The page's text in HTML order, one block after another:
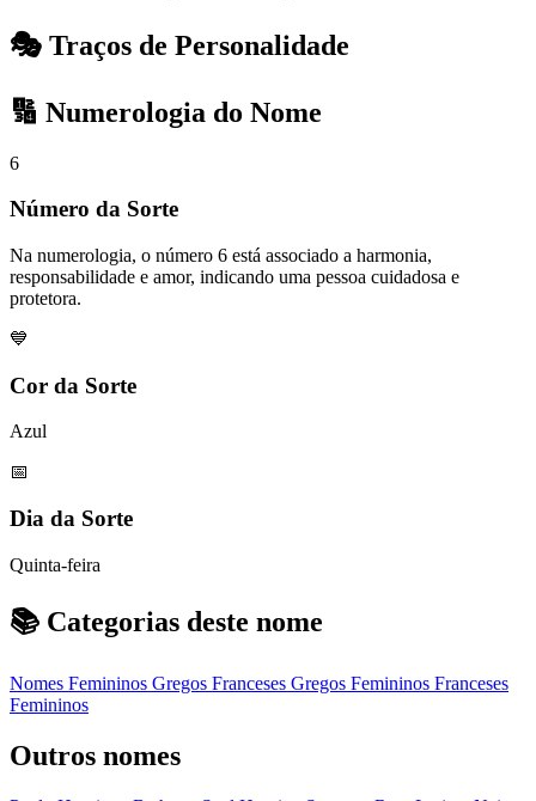
🎭 Traços de Personalidade
🔢 Numerologia do Nome
6
Número da Sorte
Na numerologia, o número 6 está associado a harmonia,
responsabilidade e amor, indicando uma pessoa cuidadosa e
protetora.
💙
Cor da Sorte
Azul
📅
Dia da Sorte
Quinta-feira
📚 Categorias deste nome
Nomes Femininos Gregos Franceses Gregos Femininos Franceses
Femininos
Outros nomes